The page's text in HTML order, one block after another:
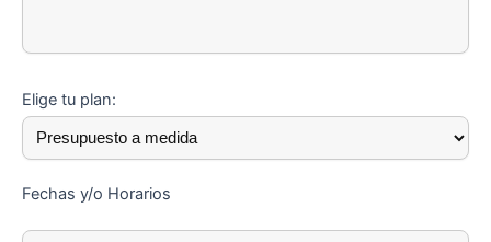
Elige tu plan:
Fechas y/o Horarios